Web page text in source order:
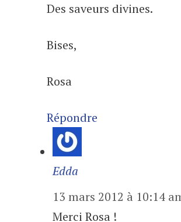
Des saveurs divines.
Bises,
Rosa
Répondre
Edda
13 mars 2012 à 10:14
Merci Rosa !